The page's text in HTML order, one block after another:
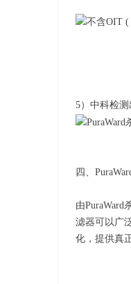
5）中科检
四、
由
滤器可以广
化，提供真